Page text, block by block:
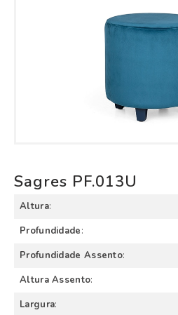
Sagres PF.013U
Altura:
Profundidade:
Profundidade Assento:
Altura Assento:
Largura: